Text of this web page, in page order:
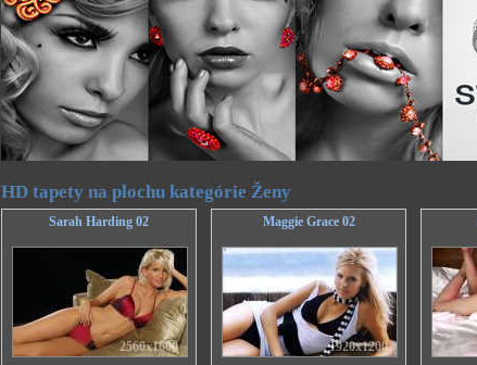
HD tapety na plochu kategórie Ženy
Sarah Harding 02
2560x1600
Maggie Grace 02
1920x1200